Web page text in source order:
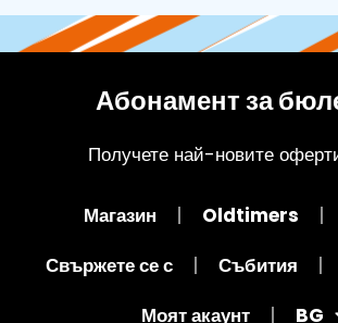
Абонамент за
Получете най-новите
Магазин Oldtimers
Свържете се с
Събития
Моят акаунт
BG